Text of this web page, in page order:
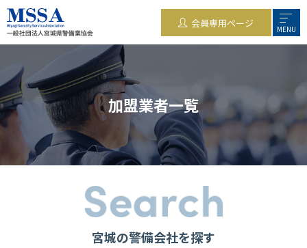
会員専用ページ MENU
加盟業者一覧
宮城の警備会社を探す